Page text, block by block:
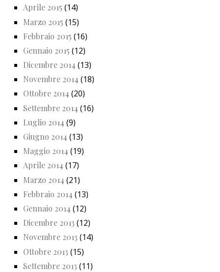
Aprile 2015 (14)
Marzo 2015 (15)
Febbraio 2015 (16)
Gennaio 2015 (12)
Dicembre 2014 (13)
Novembre 2014 (18)
Ottobre 2014 (20)
Settembre 2014 (16)
Luglio 2014 (9)
Giugno 2014 (13)
Maggio 2014 (19)
Aprile 2014 (17)
Marzo 2014 (21)
Febbraio 2014 (13)
Gennaio 2014 (12)
Dicembre 2013 (12)
Novembre 2013 (14)
Ottobre 2013 (15)
Settembre 2013 (11)